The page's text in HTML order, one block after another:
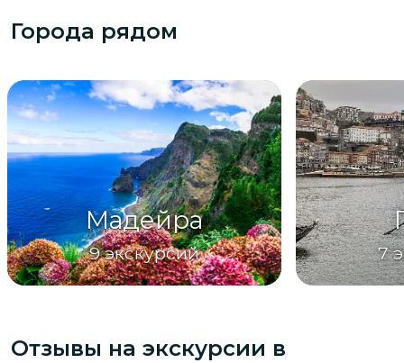
Города рядом
Мадейра
9 экскурсий 7
Отзывы на экскурсии в